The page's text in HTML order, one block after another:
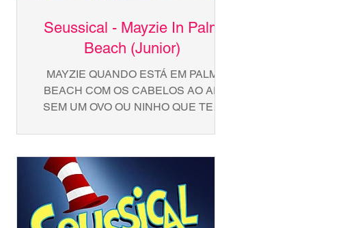
Seussical - Mayzie In Palm
Beach (Junior)
MAYZIE QUANDO ESTÁ EM PALM
BEACH COM OS CABELOS AO AR
SEM UM OVO OU NINHO QUE TEM